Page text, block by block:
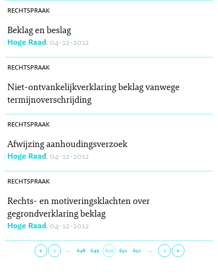
rechtspraak
Beklag en beslag
Hoge Raad, 04-12-2012
rechtspraak
Niet-ontvankelijkverklaring beklag vanwege
termijnoverschrijding
rechtspraak
Afwijzing aanhoudingsverzoek
Hoge Raad, 04-12-2012
rechtspraak
Rechts- en motiveringsklachten over
gegrondverklaring beklag
Hoge Raad, 04-12-2012
« ‹ … 648 649 650 651 652 … › »